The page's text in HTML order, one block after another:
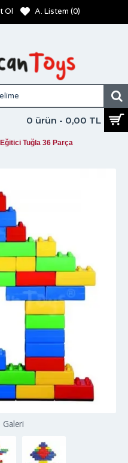
Ol A. Listem (0)
0 ürün - 0,00 TL
Eğitici Tuğla 36 Parça
Galeri